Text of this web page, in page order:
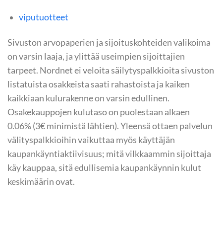
viputuotteet
Sivuston arvopaperien ja sijoituskohteiden valikoima
on varsin laaja, ja ylittää useimpien sijoittajien
tarpeet. Nordnet ei veloita säilytyspalkkioita sivuston
listatuista osakkeista saati rahastoista ja kaiken
kaikkiaan kulurakenne on varsin edullinen.
Osakekauppojen kulutaso on puolestaan alkaen
0.06% (3€ minimistä lähtien). Yleensä ottaen palvelun
välityspalkkioihin vaikuttaa myös käyttäjän
kaupankäyntiaktiivisuus; mitä vilkkaammin sijoittaja
käy kauppaa, sitä edullisemia kaupankäynnin kulut
keskimäärin ovat.